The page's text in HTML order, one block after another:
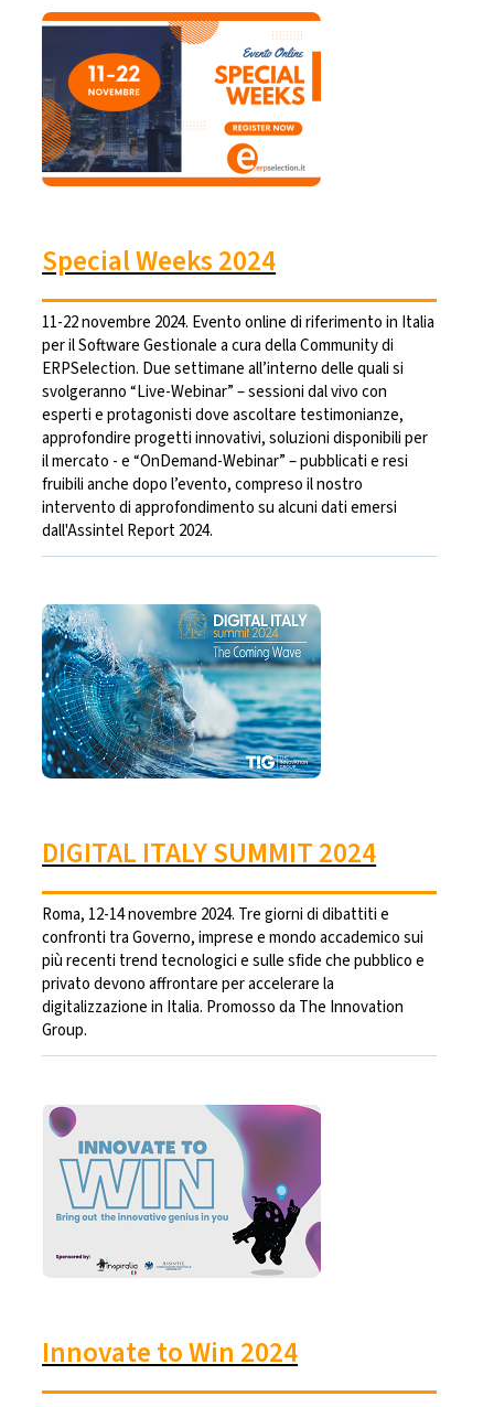
Special Weeks 2024
11-22 novembre 2024. Evento online di riferimento in Italia
per il Software Gestionale a cura della Community di
ERPSelection. Due settimane all’interno delle quali si
svolgeranno “Live-Webinar” – sessioni dal vivo con
esperti e protagonisti dove ascoltare testimonianze,
approfondire progetti innovativi, soluzioni disponibili per
il mercato - e “OnDemand-Webinar” – pubblicati e resi
fruibili anche dopo l’evento, compreso il nostro
intervento di approfondimento su alcuni dati emersi
dall'Assintel Report 2024.
DIGITAL ITALY SUMMIT 2024
Roma, 12-14 novembre 2024. Tre giorni di dibattiti e
confronti tra Governo, imprese e mondo accademico sui
più recenti trend tecnologici e sulle sfide che pubblico e
privato devono affrontare per accelerare la
digitalizzazione in Italia. Promosso da The Innovation
Group.
Innovate to Win 2024